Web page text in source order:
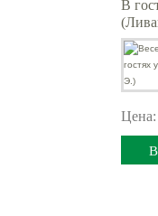
В
Цена: